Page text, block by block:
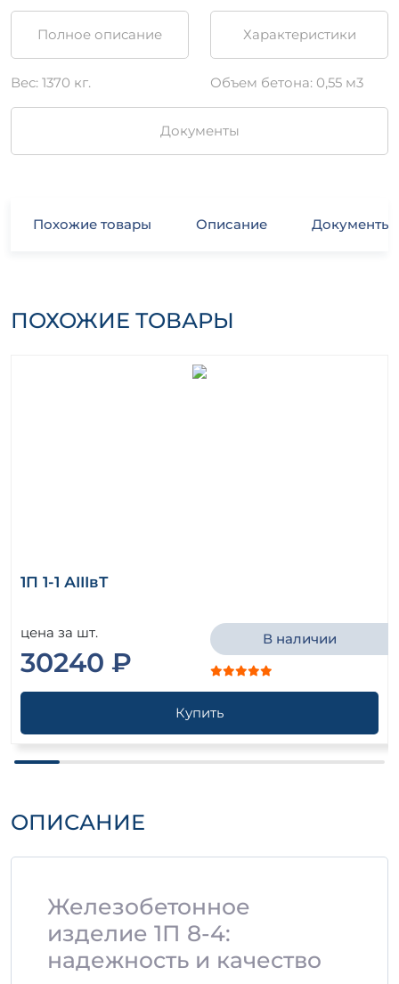
Полное описание Характеристики
Вес: 1370 кг. Объем бетона: 0,55 м3
Документы
Похожие товары Описание Документы
ПОХОЖИЕ ТОВАРЫ
1П 1-1 АIIIвТ
цена за шт.
30240 ₽
В наличии
Купить
ОПИСАНИЕ
Железобетонное
изделие 1П 8-4:
надежность и качество